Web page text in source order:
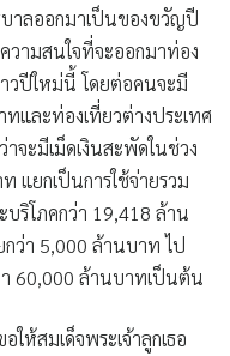
บาลออกมาเป็นของขวัญปี
วามสนใจที่จะออกมาท่อง
วปีใหม่นี้ โดยต่อคนจะมี
และท่องเที่ยวต่างประเทศ
จะมีเม็ดเงินสะพัดในช่วง
แยกเป็นการใช้จ่ายรวม
ริโภคกว่า 19,418 ล้าน
ว่า 5,000 ล้านบาท ไป
า 60,000 ล้านบาทเป็นต้น
ห้สมเด็จพระเจ้าลูกเธอ